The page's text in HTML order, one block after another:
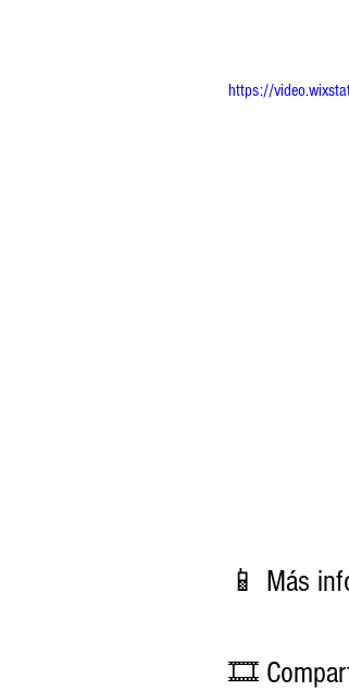
https://
📱 Más
🎞